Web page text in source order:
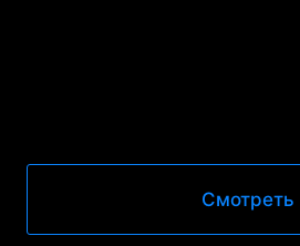
Смотреть